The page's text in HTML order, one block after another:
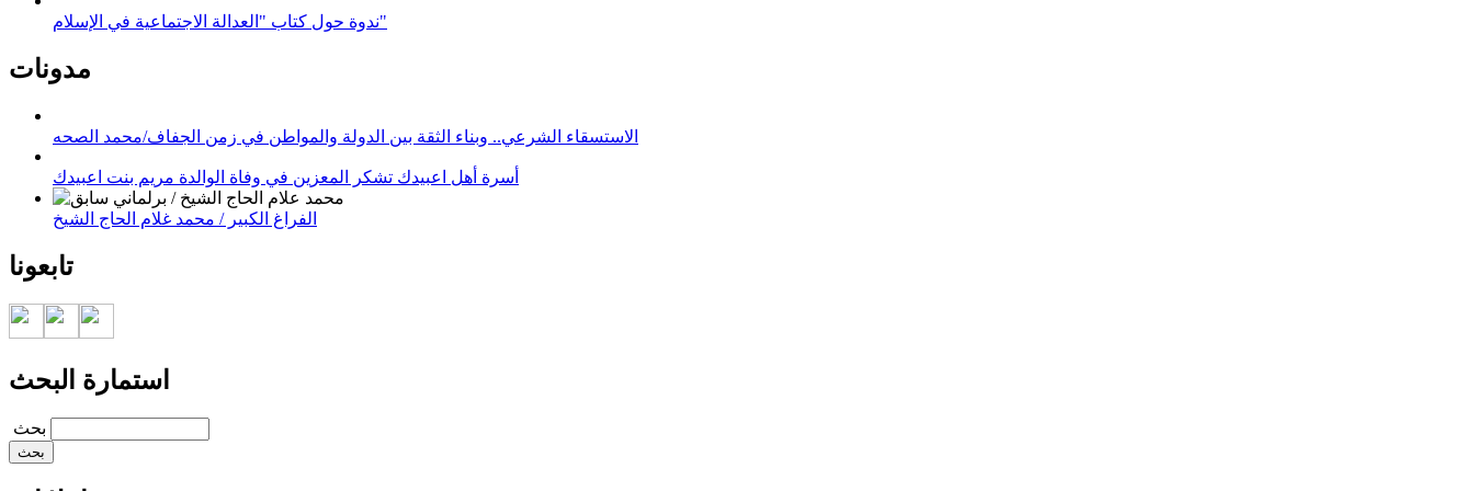
ندوة حول كتاب "العدالة الاجتماعية في الإسلام"
مدونات
الاستسقاء الشرعي.. وبناء الثقة بين الدولة والمواطن في زمن الجفاف/محمد الصحه
أسرة أهل اعبيدك تشكر المعزين في وفاة الوالدة مريم بنت اعبيدك
الفراغ الكبير / محمد غلام الحاج الشيخ
تابعونا
استمارة البحث
‏بحث ‏